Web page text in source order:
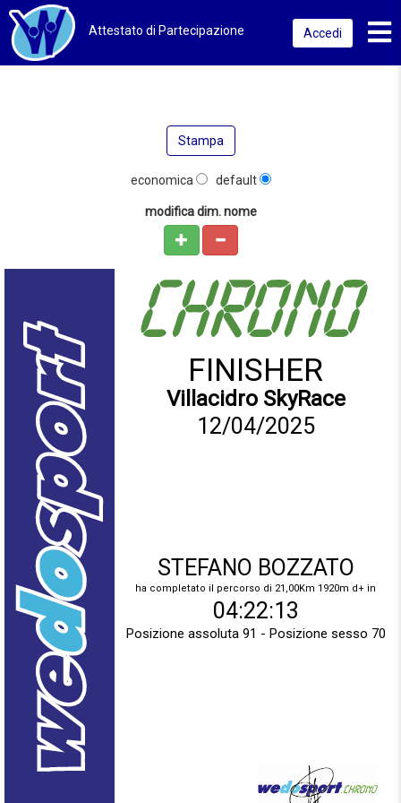
Attestato di Partecipazione Accedi
Stampa
economica default
modifica dim. nome
FINISHER
Villacidro SkyRace
STEFANO BOZZATO
ha completato il percorso di 21,00Km 1920m d+ in
Posizione assoluta 91 - Posizione sesso 70
04:22:13
12/04/2025